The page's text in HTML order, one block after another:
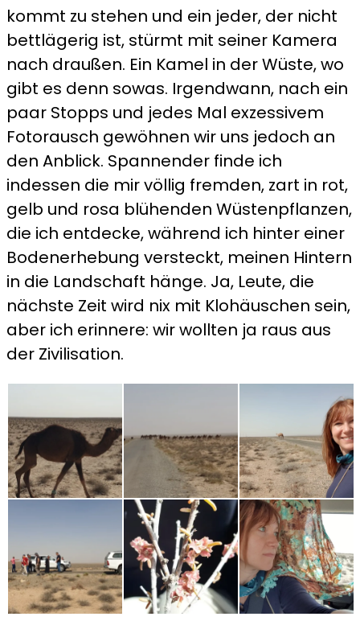
kommt zu stehen und ein jeder, der nicht
bettlägerig ist, stürmt mit seiner Kamera
nach draußen. Ein Kamel in der Wüste, wo
gibt es denn sowas. Irgendwann, nach ein
paar Stopps und jedes Mal exzessivem
Fotorausch gewöhnen wir uns jedoch an
den Anblick. Spannender finde ich
indessen die mir völlig fremden, zart in rot,
gelb und rosa blühenden Wüstenpflanzen,
die ich entdecke, während ich hinter einer
Bodenerhebung versteckt, meinen Hintern
in die Landschaft hänge. Ja, Leute, die
nächste Zeit wird nix mit Klohäuschen sein,
aber ich erinnere: wir wollten ja raus aus
der Zivilisation.